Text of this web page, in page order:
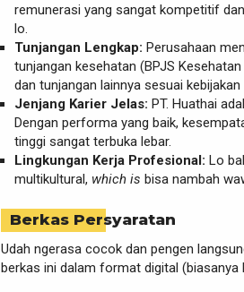
remunerasi yang sangat kompetitif
lo.
Tunjangan Lengkap: Perusahaan
tunjangan kesehatan (BPJS
dan tunjangan lainnya sesuai kebijakan
Jenjang Karier Jelas: PT. Huathai
Dengan performa yang baik,
tinggi sangat terbuka lebar.
Lingkungan Kerja Profesional: Lo
multikultural, which is bisa nambah
Berkas Persyaratan
Udah ngerasa cocok dan pengen
berkas ini dalam format digital (biasanya